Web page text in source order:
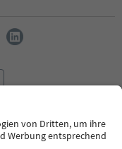
Privacy Policy
Cookie Policy